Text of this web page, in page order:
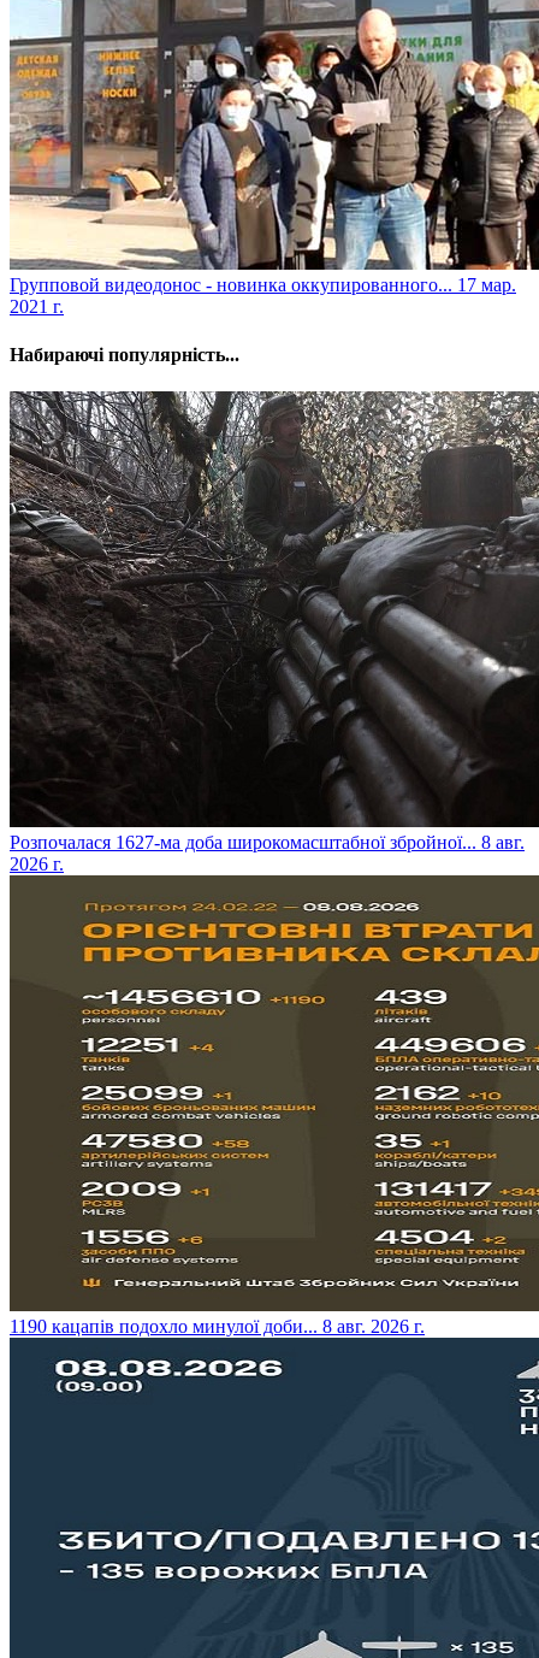
​Групповой видеодонос - новинка оккупированного... 17 мар.
2021 г.
Набираючі популярність...
​Розпочалася 1627-ма доба широкомасштабної збройної... 8 авг.
2026 г.
​1190 кацапів подохло минулої доби... 8 авг. 2026 г.